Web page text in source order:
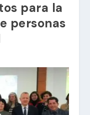
para la
personas